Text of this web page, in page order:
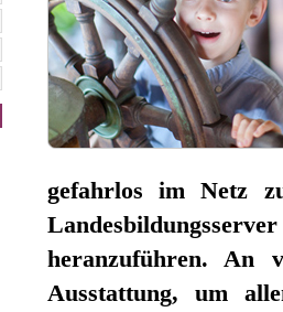
gefahrlos im Netz
heranzuführen. An
Ausstattung, um